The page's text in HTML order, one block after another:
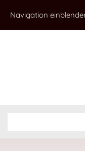
Navigation